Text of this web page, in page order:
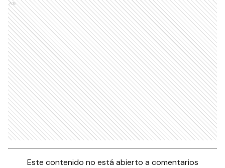
Ads
Este contenido no está abierto a comentarios